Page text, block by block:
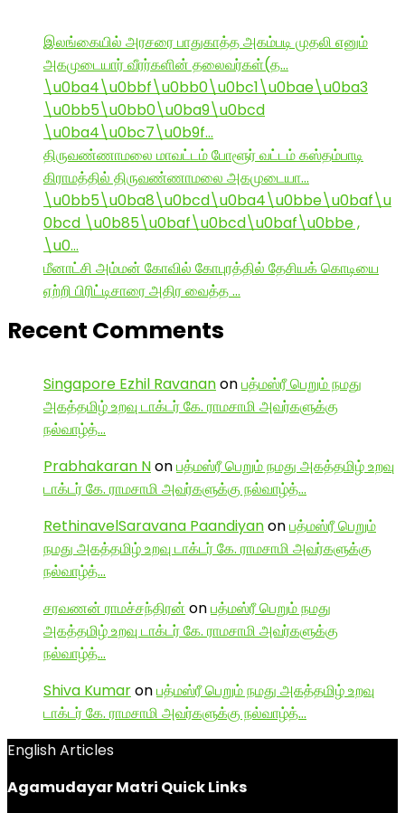
இலங்கையில் அரசரை பாதுகாத்த அகம்படி முதலி எனும்
அகமுடையார் வீரர்களின் தலைவர்கள்(த…
\u0ba4\u0bbf\u0bb0\u0bc1\u0bae\u0ba3
\u0bb5\u0bb0\u0ba9\u0bcd
\u0ba4\u0bc7\u0b9f…
திருவண்ணாமலை மாவட்டம் போளூர் வட்டம் கஸ்தம்பாடி
கிராமத்தில் திருவண்ணாமலை அகமுடையா…
\u0bb5\u0ba8\u0bcd\u0ba4\u0bbe\u0baf\u
0bcd \u0b85\u0baf\u0bcd\u0baf\u0bbe ,
\u0…
மீனாட்சி அம்மன் கோவில் கோபுரத்தில் தேசியக் கொடியை
ஏற்றி பிரிட்டிசாரை அதிர வைத்த …
Recent Comments
Singapore Ezhil Ravananonபத்மஸ்ரீ பெறும் நமது
அகத்தமிழ் உறவு டாக்டர் கே. ராமசாமி அவர்களுக்கு
நல்வாழ்த்…
Prabhakaran Nonபத்மஸ்ரீ பெறும் நமது அகத்தமிழ் உறவு
டாக்டர் கே. ராமசாமி அவர்களுக்கு நல்வாழ்த்…
RethinavelSaravana Paandiyanonபத்மஸ்ரீ பெறும்
நமது அகத்தமிழ் உறவு டாக்டர் கே. ராமசாமி அவர்களுக்கு
நல்வாழ்த்…
சரவணன் ராமச்சந்திரன் onபத்மஸ்ரீ பெறும் நமது
அகத்தமிழ் உறவு டாக்டர் கே. ராமசாமி அவர்களுக்கு
நல்வாழ்த்…
Shiva Kumaronபத்மஸ்ரீ பெறும் நமது அகத்தமிழ் உறவு
டாக்டர் கே. ராமசாமி அவர்களுக்கு நல்வாழ்த்…
English Articles
Agamudayar Matri Quick Links